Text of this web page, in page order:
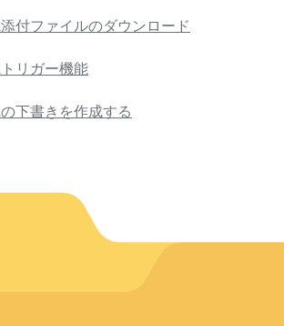
付ファイルのダウンロード
リガー機能
下書きを作成する